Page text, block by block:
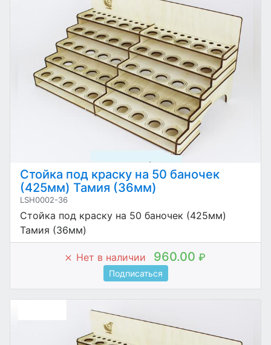
Стойка под краску на 50 баночек
(425мм) Тамия (36мм)
LSH0002-36
Стойка под краску на 50 баночек (425мм)
Тамия (36мм)
Нет в наличии 960.00 ₽
Подписаться